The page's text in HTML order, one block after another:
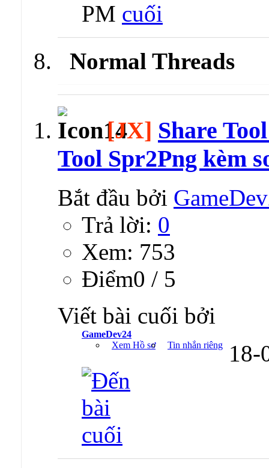
PM
Normal Threads
[JX] Share
Tool Spr2Png kèm
Bắt đầu bởi
Trả lời: 0
Xem: 753
Ðiểm0 / 5
Viết bài cuối bởi
GameDev24
Xem Hồ sơ
Tin nhắn riêng